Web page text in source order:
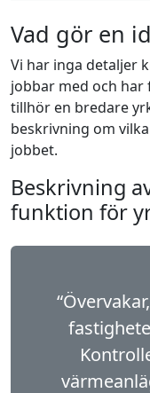
Vad gör en
Vi har inga detaljer
jobbar med och
tillhör en bredare
beskrivning om
jobbet.
Beskrivning
funktion för